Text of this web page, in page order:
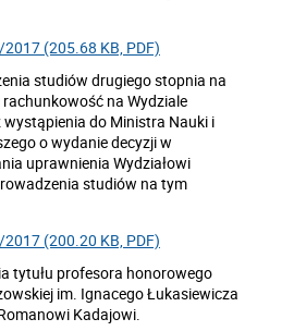
2017 (205.68 KB, PDF)
studiów drugiego stopnia na
na Wydziale
do Ministra Nauki i
o wydanie decyzji w
uprawnienia Wydziałowi
studiów na tym
2017 (200.20 KB, PDF)
tytułu profesora honorowego
im. Ignacego Łukasiewicza
Kadajowi.